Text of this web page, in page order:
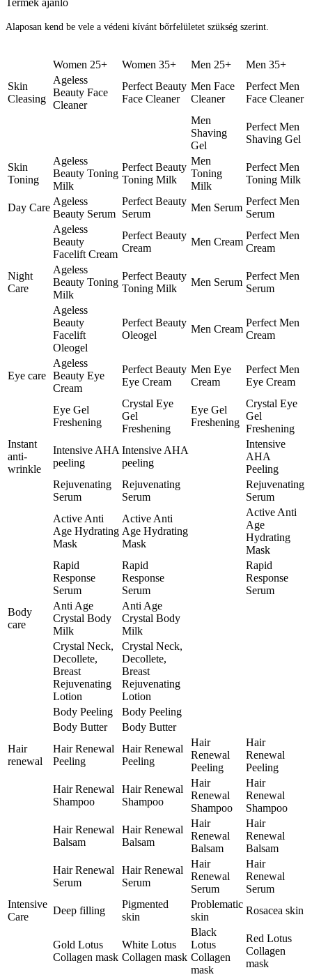
Termék ajánló
Alaposan kend be vele a védeni kívánt bőrfelületet szükség szerint.
Women 25+ Women 35+ Men 25+
Men 35+
Skin
Cleasing
Ageless
Beauty Face
Cleaner
Perfect Beauty
Face Cleaner
Men Face
Cleaner
Perfect Men
Face Cleaner
Men
Shaving
Gel
Perfect Men
Shaving Gel
Skin
Toning
Ageless
Beauty Toning
Milk
Perfect Beauty
Toning Milk
Men
Toning
Milk
Perfect Men
Toning Milk
Day Care
Ageless
Beauty Serum
Perfect Beauty
Serum
Men Serum
Perfect Men
Serum
Ageless
Beauty
Facelift Cream
Perfect Beauty
Cream
Men Cream
Perfect Men
Cream
Night
Care
Ageless
Beauty Toning
Milk
Perfect Beauty
Toning Milk
Men Serum
Perfect Men
Serum
Ageless
Beauty
Facelift
Oleogel
Perfect Beauty
Oleogel
Men Cream
Perfect Men
Cream
Eye care
Ageless
Beauty Eye
Cream
Perfect Beauty
Eye Cream
Men Eye
Cream
Perfect Men
Eye Cream
Eye Gel
Freshening
Crystal Eye
Gel
Freshening
Eye Gel
Freshening
Crystal Eye
Gel
Freshening
Instant
anti-
wrinkle
Intensive AHA
peeling
Intensive AHA
peeling
Intensive
AHA
Peeling
Rejuvenating
Serum
Rejuvenating
Serum
Rejuvenating
Serum
Active Anti
Age Hydrating
Mask
Active Anti
Age Hydrating
Mask
Active Anti
Age
Hydrating
Mask
Rapid
Response
Serum
Rapid
Response
Serum
Rapid
Response
Serum
Body
care
Anti Age
Crystal Body
Milk
Anti Age
Crystal Body
Milk
Crystal Neck,
Decollete,
Breast
Rejuvenating
Lotion
Crystal Neck,
Decollete,
Breast
Rejuvenating
Lotion
Body Peeling
Body Peeling
Body Butter
Body Butter
Hair
renewal
Hair Renewal
Peeling
Hair Renewal
Peeling
Hair
Renewal
Peeling
Hair
Renewal
Peeling
Hair Renewal
Shampoo
Hair Renewal
Shampoo
Hair
Renewal
Shampoo
Hair
Renewal
Shampoo
Hair Renewal
Balsam
Hair Renewal
Balsam
Hair
Renewal
Balsam
Hair
Renewal
Balsam
Hair Renewal
Serum
Hair Renewal
Serum
Hair
Renewal
Serum
Hair
Renewal
Serum
Intensive
Care
Deep filling
Pigmented
skin
Problematic
skin
Rosacea skin
Gold Lotus
Collagen mask
White Lotus
Collagen mask
Black
Lotus
Collagen
mask
Red Lotus
Collagen
mask